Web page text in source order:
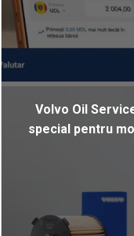
Volvo Oil
special pentru